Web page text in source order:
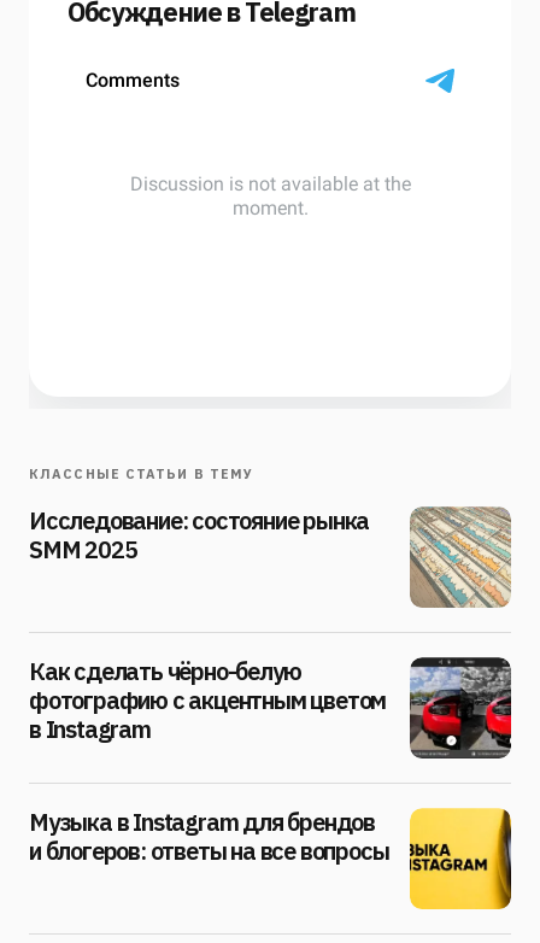
Обсуждение в Telegram
КЛАССНЫЕ СТАТЬИ В ТЕМУ
Исследование: состояние рынка
SMM 2025
Как сделать чёрно-белую
фотографию с акцентным цветом
в Instagram
Музыка в Instagram для брендов
и блогеров: ответы на все вопросы